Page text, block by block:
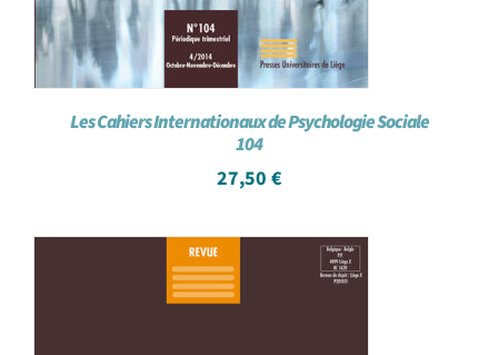
Les Cahiers Internationaux de Psychologie Sociale
104
27,50 €